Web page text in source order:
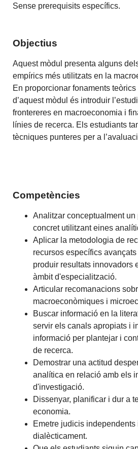
Sense prerequisits específics.
Objectius
Aquest mòdul presenta alguns
empírics més utilitzats en la
En proporcionar fonaments teòrics
d’aquest mòdul és introduir
frontereres en macroeconomia i
línies de recerca. Els estudiants
tècniques punteres per a
Competències
Analitzar conceptualment
concret utilitzant eines
Aplicar la metodologia de
recursos específics
produir resultats innovadors
àmbit d'especialització.
Articular recomanacions
macroeconòmiques i
Buscar informació en la
servir els canals apropiats i
informació per plantejar i
de recerca.
Demostrar una actitud
analítica en relació amb els
d'investigació.
Dissenyar, planificar i dur a
economia.
Emetre judicis independents
dialècticament.